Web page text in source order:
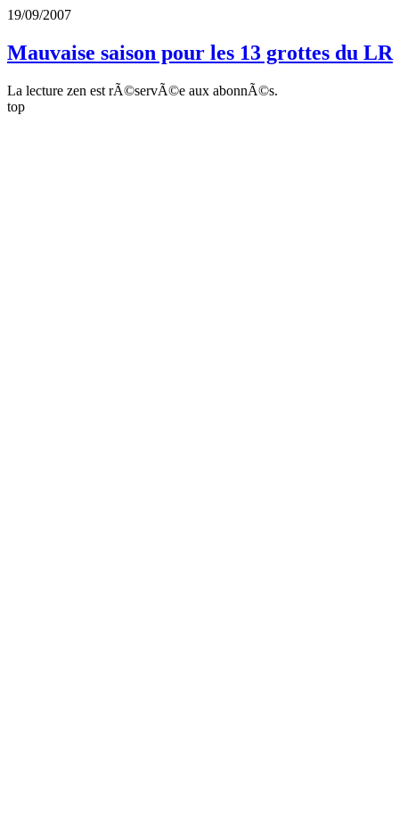
19/09/2007
Mauvaise saison pour les 13 grottes du LR
La lecture zen est rÃ©servÃ©e aux abonnÃ©s.
top